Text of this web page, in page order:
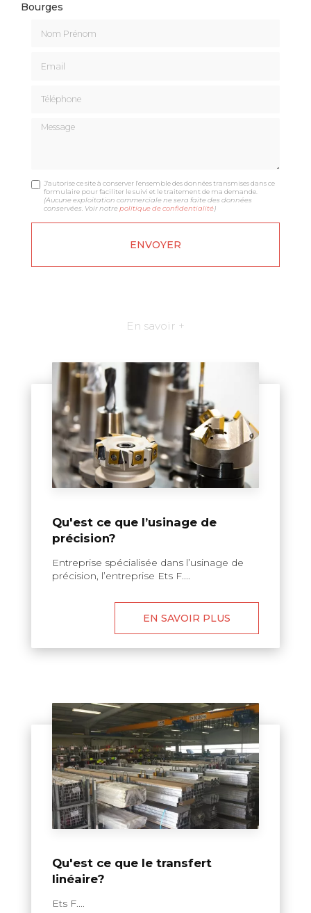
Bourges
Message
J'autorise ce site à conserver l'ensemble des données transmises dans ce
formulaire pour faciliter le suivi et le traitement de ma demande.
(Aucune exploitation commerciale ne sera faite des données
conservées. Voir notrepolitique de confidentialité)
En savoir +
Qu'est ce que l’usinage de
précision?
Entreprise spécialisée dans l’usinage de
précision, l’entreprise Ets F....
EN SAVOIR PLUS
Qu'est ce que le transfert
linéaire?
Ets F....